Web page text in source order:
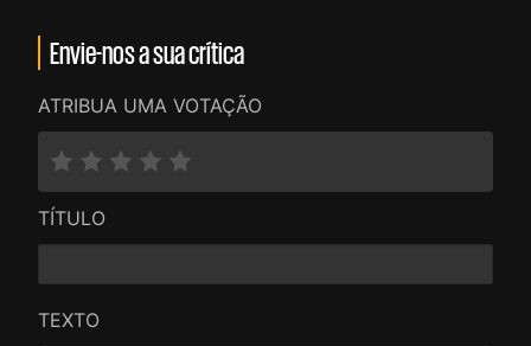
Envie-nos a sua crítica
ATRIBUA UMA VOTAÇÃO
TÍTULO
TEXTO